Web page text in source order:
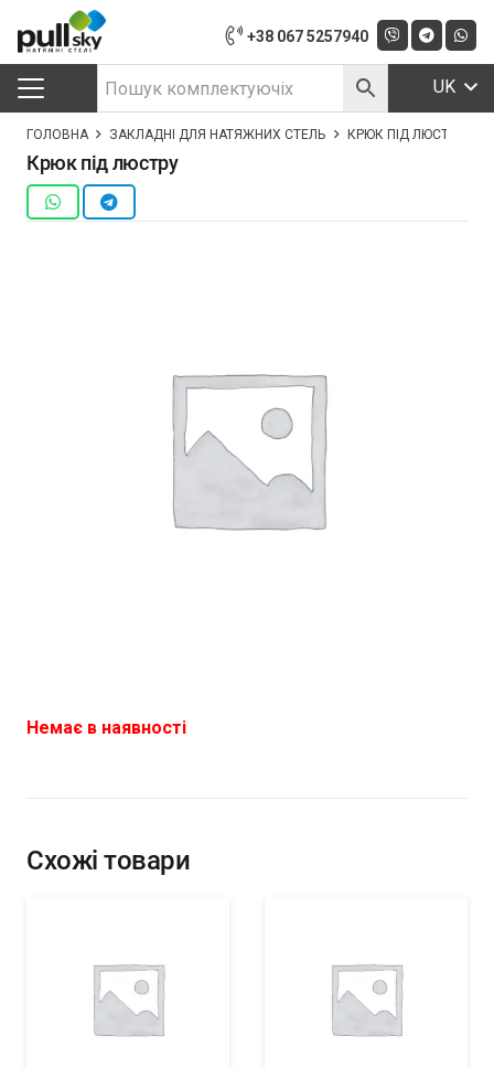
+38 067 5257940
UK
ГОЛОВНА ЗАКЛАДНІ ДЛЯ НАТЯЖНИХ СТЕЛЬ КРЮК ПІД ЛЮСТРУ
Крюк під люстру
Немає в наявності
Схожі товари